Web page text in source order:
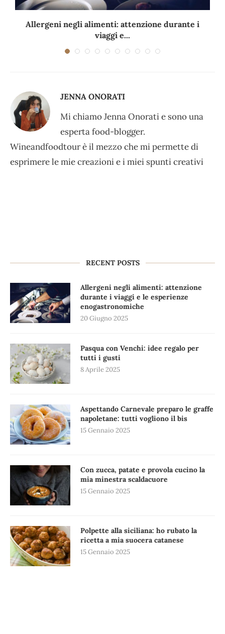
Allergeni negli alimenti: attenzione durante i
viaggi e...
JENNA ONORATI
Mi chiamo Jenna Onorati e sono una
esperta food-blogger.
Wineandfoodtour è il mezzo che mi permette di
esprimere le mie creazioni e i miei spunti creativi
RECENT POSTS
Allergeni negli alimenti: attenzione
durante i viaggi e le esperienze
enogastronomiche
20 Giugno 2025
Pasqua con Venchi: idee regalo per
tutti i gusti
8 Aprile 2025
Aspettando Carnevale preparo le graffe
napoletane: tutti vogliono il bis
15 Gennaio 2025
Con zucca, patate e provola cucino la
mia minestra scaldacuore
15 Gennaio 2025
Polpette alla siciliana: ho rubato la
ricetta a mia suocera catanese
15 Gennaio 2025